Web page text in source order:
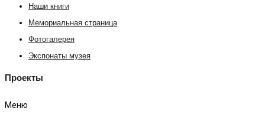
Наши книги
Мемориальная страница
Фотогалерея
Экспонаты музея
Проекты
Меню